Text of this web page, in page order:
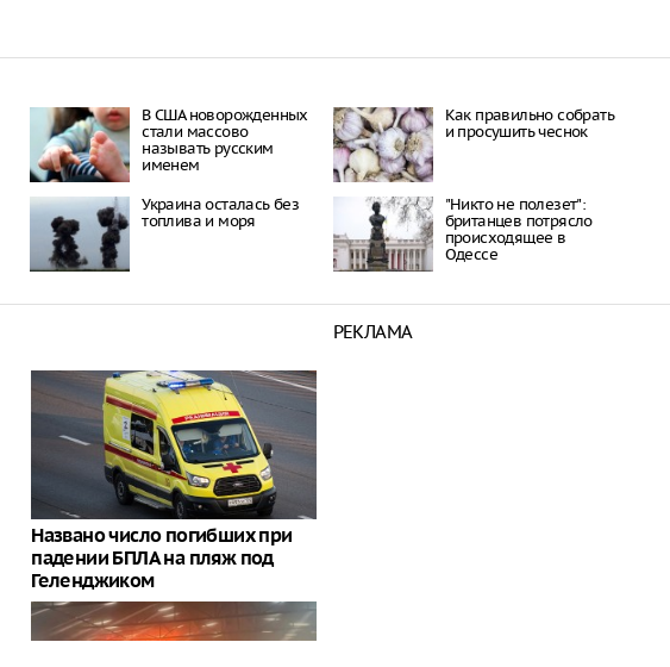
В США новорожденных
стали массово
называть русским
именем
Как правильно собрать
и просушить чеснок
Украина осталась без
топлива и моря
"Никто не полезет":
британцев потрясло
происходящее в
Одессе
Названо число погибших при
падении БПЛА на пляж под
Геленджиком
РЕКЛАМА